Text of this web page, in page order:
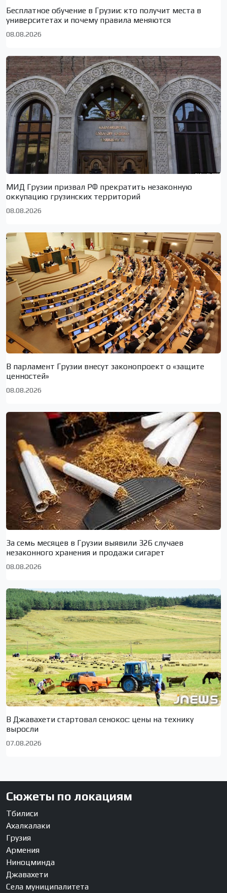
Бесплатное обучение в Грузии: кто получит места в
университетах и почему правила меняются
08.08.2026
МИД Грузии призвал РФ прекратить незаконную
оккупацию грузинских территорий
08.08.2026
В парламент Грузии внесут законопроект о «защите
ценностей»
08.08.2026
За семь месяцев в Грузии выявили 326 случаев
незаконного хранения и продажи сигарет
08.08.2026
В Джавахети стартовал сенокос: цены на технику
выросли
07.08.2026
Сюжеты по локациям
Тбилиси
Ахалкалаки
Грузия
Армения
Ниноцминда
Джавахети
Села муниципалитета